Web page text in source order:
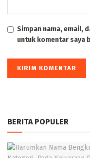
Simpan nama, email,
untuk komentar saya
BERITA POPULER